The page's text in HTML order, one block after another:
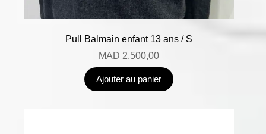
Pull Balmain enfant 13 ans / S
MAD 2.500,00
Ajouter au panier